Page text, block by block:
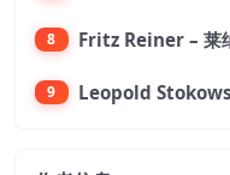
8
9